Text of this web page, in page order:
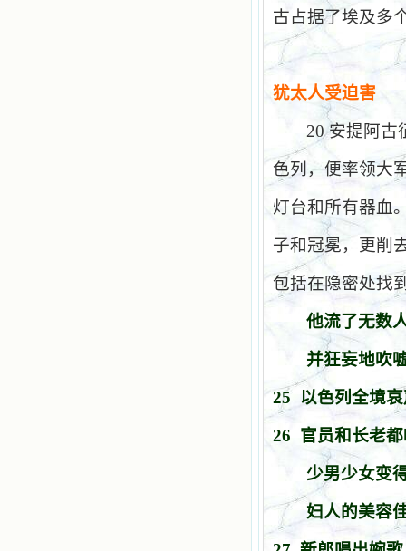
古占据了埃及多
犹太人受迫害
20安提阿古
色列，便率领大
灯台和所有器血
子和冠冕，更削
包括在隐密处找
他流了无数
并狂妄地吹
25 以色列全境
26 官员和长老
少男少女变
妇人的美容